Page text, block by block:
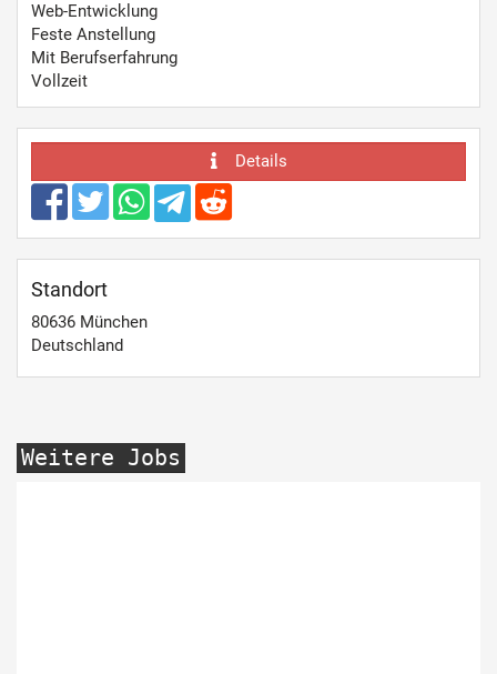
Web-Entwicklung
Feste Anstellung
Mit Berufserfahrung
Vollzeit
Details
Standort
80636 München
Deutschland
Weitere Jobs